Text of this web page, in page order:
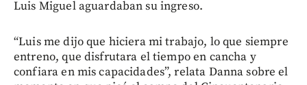
Luis Miguel aguardaban su ingreso.
“Luis me dijo que hiciera mi trabajo, lo que siempre
entreno, que disfrutara el tiempo en cancha y
confiara en mis capacidades”, relata Danna sobre el